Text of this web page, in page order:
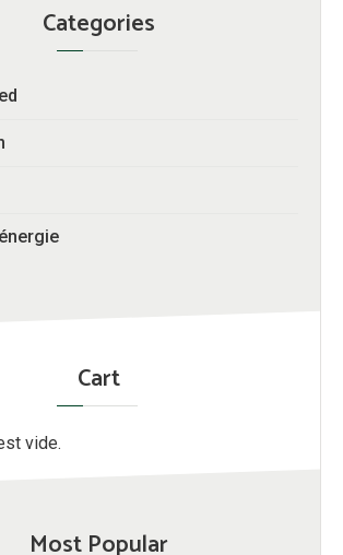
Categories
Cart
vide.
Most Popular